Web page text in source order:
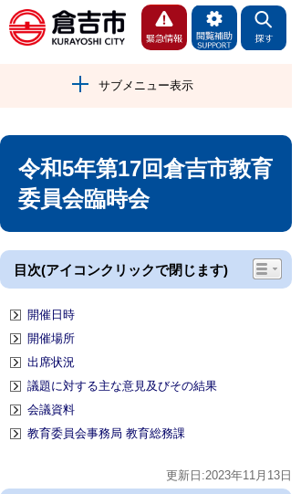
サブメニュー表示
令和5年第17回倉吉市教育
委員会臨時会
目次(アイコンクリックで閉じます)
開催日時
開催場所
出席状況
議題に対する主な意見及びその結果
会議資料
教育委員会事務局 教育総務課
更新日:2023年11月13日